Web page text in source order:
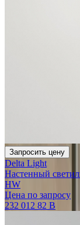
Запросить цену
Delta Light
Настенный
HW
Цена по запросу
232 012 82 B